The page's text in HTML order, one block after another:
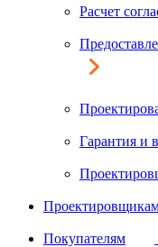
Расчет
Гарантия и
Покупателям